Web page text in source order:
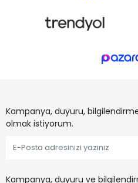
Kampanya, duyuru,
olmak istiyorum.
Kampanya, duyuru ve